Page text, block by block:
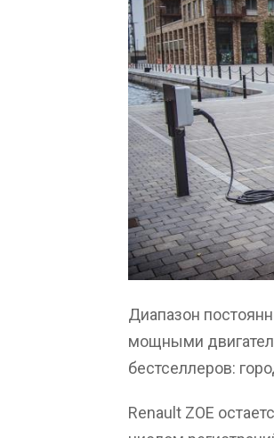
Диапазон
мощными
бестселлеров:
Renault ZOE